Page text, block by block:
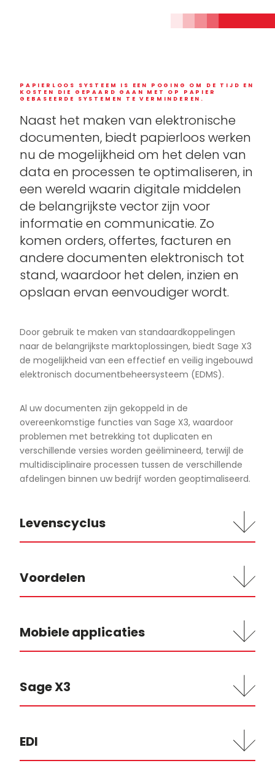
PAPIERLOOS SYSTEEM IS EEN POGING OM DE TIJD EN
KOSTEN DIE GEPAARD GAAN MET OP PAPIER
GEBASEERDE SYSTEMEN TE VERMINDEREN.
Naast het maken van elektronische
documenten, biedt papierloos werken
nu de mogelijkheid om het delen van
data en processen te optimaliseren, in
een wereld waarin digitale middelen
de belangrijkste vector zijn voor
informatie en communicatie. Zo
komen orders, offertes, facturen en
andere documenten elektronisch tot
stand, waardoor het delen, inzien en
opslaan ervan eenvoudiger wordt.
Door gebruik te maken van standaardkoppelingen
naar de belangrijkste marktoplossingen, biedt Sage X3
de mogelijkheid van een effectief en veilig ingebouwd
elektronisch documentbeheersysteem (EDMS).
Al uw documenten zijn gekoppeld in de
overeenkomstige functies van Sage X3, waardoor
problemen met betrekking tot duplicaten en
verschillende versies worden geëlimineerd, terwijl de
multidisciplinaire processen tussen de verschillende
afdelingen binnen uw bedrijf worden geoptimaliseerd.
Levenscyclus
Voordelen
Mobiele applicaties
Sage X3
EDI